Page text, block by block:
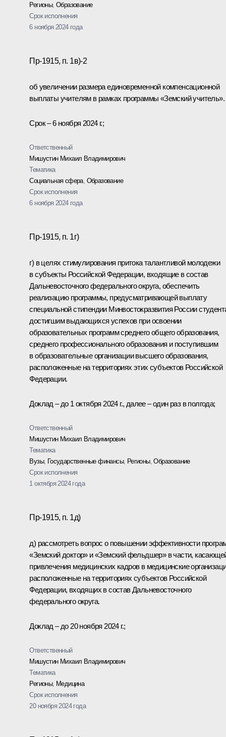
Регионы,Образование
Срок исполнения
6 ноября 2024 года
Пр-1915, п. 1в)-2
об увеличении размера единовременной компенсационной
выплаты учителям в рамках программы «Земский учитель».
Срок – 6 ноября 2024 г.;
Ответственный
Мишустин Михаил Владимирович
Тематика
Социальная сфера, Образование
Срок исполнения
6 ноября 2024 года
Пр-1915, п. 1г)
г) в целях стимулирования притока талантливой молодежи
в субъекты Российской Федерации, входящие в состав
Дальневосточного федерального округа, обеспечить
реализацию программы, предусматривающей выплату
специальной стипендии Минвостокразвития России
достигшим выдающихся успехов при освоении
образовательных программ среднего общего образования,
среднего профессионального образования и поступившим
в образовательные организации высшего образования,
расположенные на территориях этих субъектов Российской
Федерации.
Доклад – до 1 октября 2024 г., далее – один раз в полгода;
Ответственный
Мишустин Михаил Владимирович
Тематика
Вузы, Государственные финансы, Регионы,Образование
Срок исполнения
1 октября 2024 года
Пр-1915, п. 1д)
д) рассмотреть вопрос о повышении эффективности
«Земский доктор» и «Земский фельдшер» в части,
привлечения медицинских кадров в медицинские
расположенные на территориях субъектов Российской
Федерации, входящих в состав Дальневосточного
федерального округа.
Доклад – до 20 ноября 2024 г.;
Ответственный
Мишустин Михаил Владимирович
Тематика
Регионы, Медицина
Срок исполнения
20 ноября 2024 года